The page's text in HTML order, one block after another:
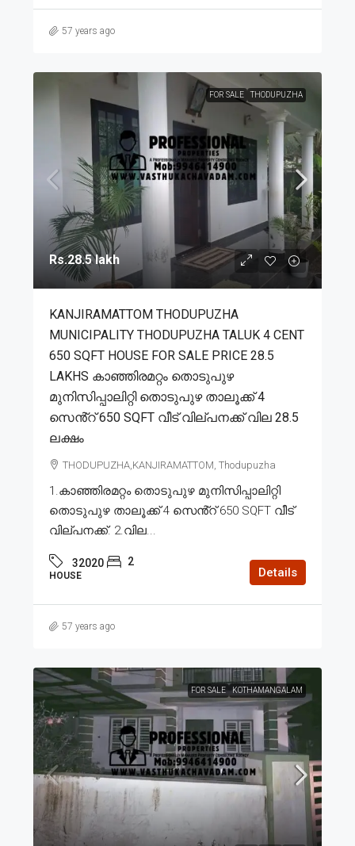
57 years ago
FOR SALE THODUPUZHA
Rs.28.5 lakh
KANJIRAMATTOM THODUPUZHA
MUNICIPALITY THODUPUZHA TALUK 4 CENT
650 SQFT HOUSE FOR SALE PRICE 28.5
LAKHS കാഞ്ഞിരമറ്റം തൊടുപുഴ
മുനിസിപ്പാലിറ്റി തൊടുപുഴ താലൂക്ക് 4
സെൻ്റ് 650 SQFT വീട് വില്പനക്ക് വില 28.5
ലക്ഷം
THODUPUZHA,KANJIRAMATTOM, Thodupuzha
1.കാഞ്ഞിരമറ്റം തൊടുപുഴ മുനിസിപ്പാലിറ്റി
തൊടുപുഴ താലൂക്ക് 4 സെൻ്റ് 650 SQFT വീട്
വില്പനക്ക്. 2.വില...
32020 2
HOUSE Details
57 years ago
FOR SALE KOTHAMANGALAM